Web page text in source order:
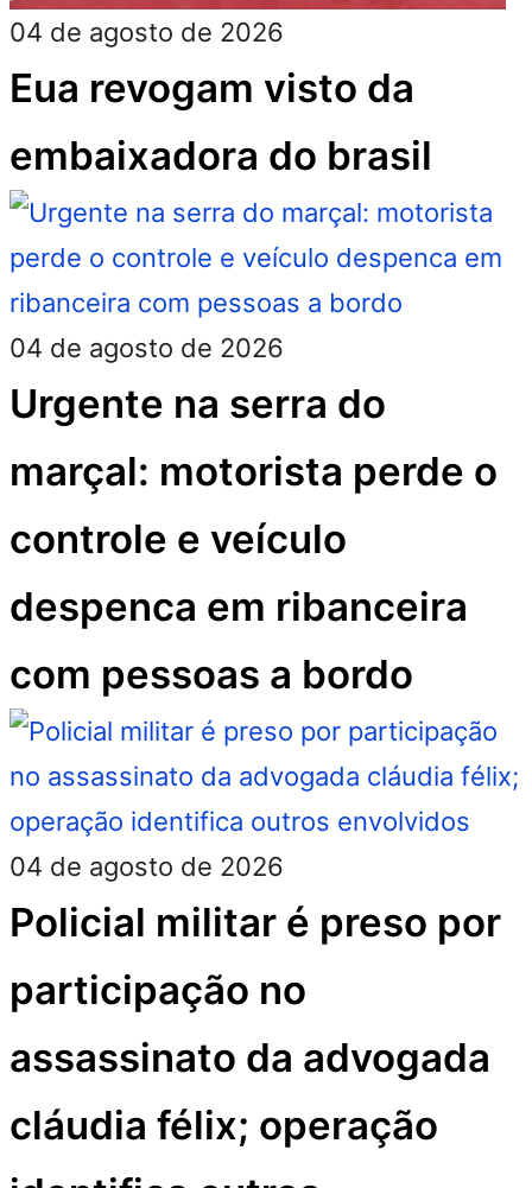
04 de agosto de 2026
Eua revogam visto da
embaixadora do brasil
04 de agosto de 2026
Urgente na serra do
marçal: motorista perde o
controle e veículo
despenca em ribanceira
com pessoas a bordo
04 de agosto de 2026
Policial militar é preso por
participação no
assassinato da advogada
cláudia félix; operação